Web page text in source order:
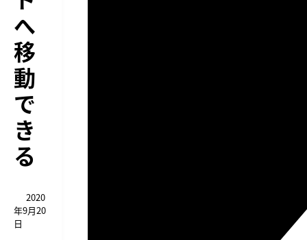
へ
移
動
で
き
る
2020
年9月20
日